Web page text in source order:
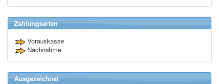
Zahlungsarten
Vorauskasse
Nachnahme
Ausgezeichnet